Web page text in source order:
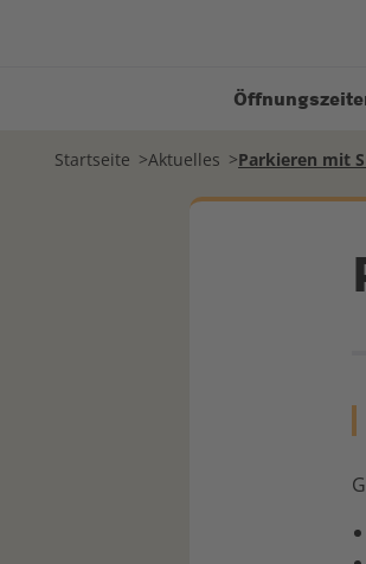
Startseite Aktuelles Parkieren mit